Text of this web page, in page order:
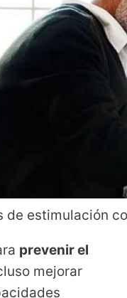
de estimulación
prevenir el
mejorar